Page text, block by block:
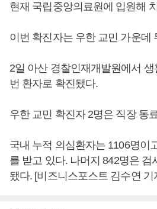
현재 국립중앙의료원에 입원해
이번 확진자는 우한 교민 가운데
2일 아산 경찰인재개발원에서
번 환자로 확진됐다.
우한 교민 확진자 2명은 직장 동
국내 누적 의심환자는 1106명이
를 받고 있다. 나머지 842명은 검
됐다. [비즈니스포스트 김수연 기